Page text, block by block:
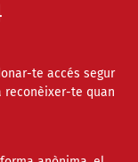
te accés segur
reconèixer-te quan